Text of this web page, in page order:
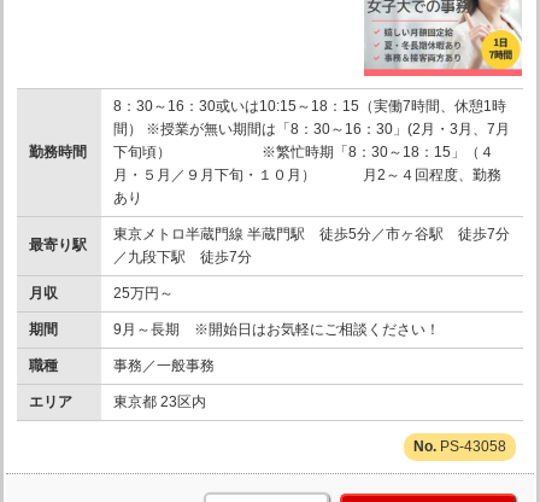
勤務時間
8：30～16：30或いは10:15～18：15（実働7時間、休憩1時
間） ※授業が無い期間は「8：30～16：30」(2月・3月、7月
下旬頃） ※繁忙時期「8：30～18：15」（４
月・５月／９月下旬・１０月） 月2～４回程度、勤務
あり
最寄り駅
東京メトロ半蔵門線 半蔵門駅 徒歩5分／市ヶ谷駅 徒歩7分
／九段下駅 徒歩7分
月収 25万円～
期間 9月～長期 ※開始日はお気軽にご相談ください！
職種 事務／一般事務
エリア 東京都 23区内
PS-43058